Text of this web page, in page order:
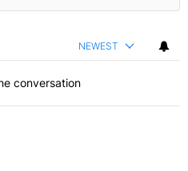
NEWEST
conversation